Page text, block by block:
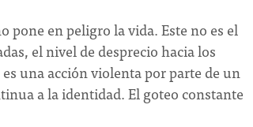
pone en peligro la vida. Este no es el
el nivel de desprecio hacia los
una acción violenta por parte de un
a la identidad. El goteo constante